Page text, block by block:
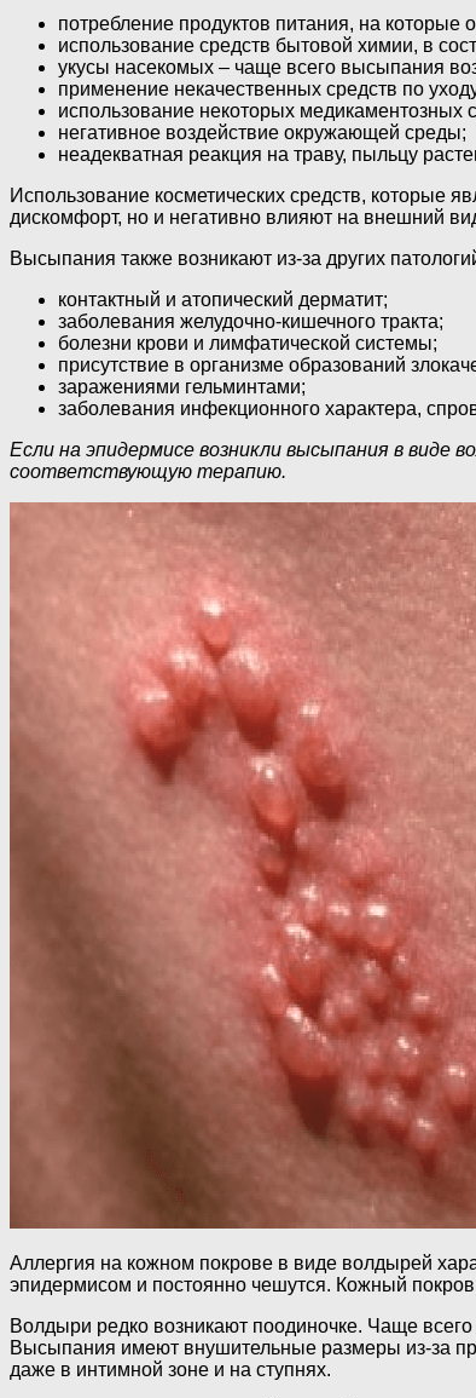
потребление продуктов питания, на которые
использование средств бытовой химии, в
укусы насекомых – чаще всего высыпания
применение некачественных средств по
использование некоторых медикаментозных
негативное воздействие окружающей среды;
неадекватная реакция на траву, пыльцу
Использование косметических средств, которые
дискомфорт, но и негативно влияют на внешний
Высыпания также возникают из-за других
контактный и атопический дерматит;
заболевания желудочно-кишечного тракта;
болезни крови и лимфатической системы;
присутствие в организме образований
заражениями гельминтами;
заболевания инфекционного характера,
Если на эпидермисе возникли высыпания в виде
соответствующую терапию.
Аллергия на кожном покрове в виде волдырей
эпидермисом и постоянно чешутся. Кожный
Волдыри редко возникают поодиночке. Чаще
Высыпания имеют внушительные размеры из-за
даже в интимной зоне и на ступнях.